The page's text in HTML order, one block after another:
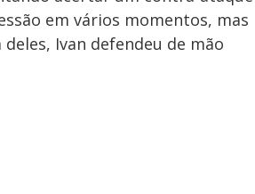
em vários momentos, mas
Ivan defendeu de mão